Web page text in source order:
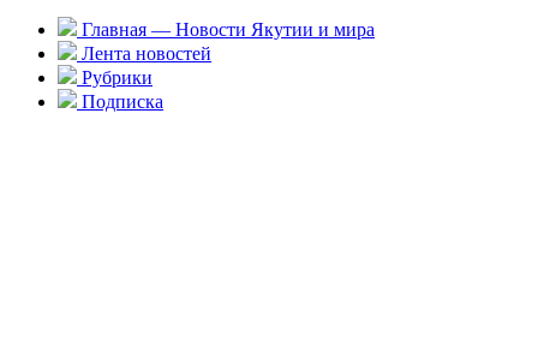
Главная — Новости Якутии и мира
Лента новостей
Рубрики
Подписка